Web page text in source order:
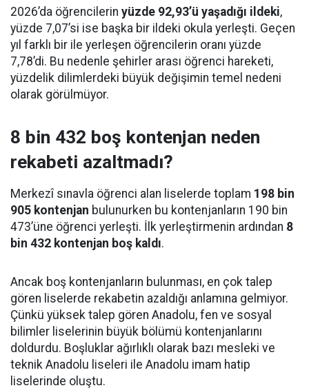
2026’da öğrencilerin yüzde 92,93’ü yaşadığı ildeki,
yüzde 7,07’si ise başka bir ildeki okula yerleşti. Geçen
yıl farklı bir ile yerleşen öğrencilerin oranı yüzde
7,78’di. Bu nedenle şehirler arası öğrenci hareketi,
yüzdelik dilimlerdeki büyük değişimin temel nedeni
olarak görülmüyor.
8 bin 432 boş kontenjan neden
rekabeti azaltmadı?
Merkezî sınavla öğrenci alan liselerde toplam 198 bin
905 kontenjan bulunurken bu kontenjanların 190 bin
473’üne öğrenci yerleşti. İlk yerleştirmenin ardından 8
bin 432 kontenjan boş kaldı.
Ancak boş kontenjanların bulunması, en çok talep
gören liselerde rekabetin azaldığı anlamına gelmiyor.
Çünkü yüksek talep gören Anadolu, fen ve sosyal
bilimler liselerinin büyük bölümü kontenjanlarını
doldurdu. Boşluklar ağırlıklı olarak bazı mesleki ve
teknik Anadolu liseleri ile Anadolu imam hatip
liselerinde oluştu.